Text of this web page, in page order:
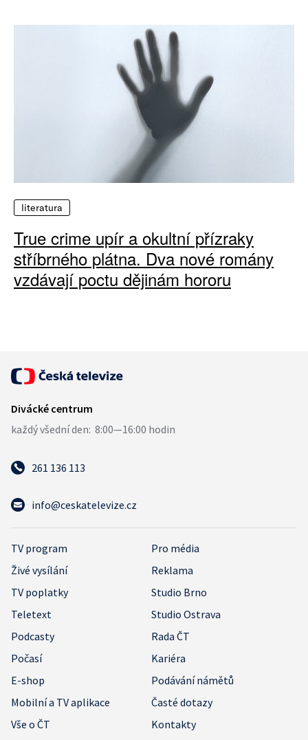
literatura
True crime upír a okultní přízraky
stříbrného plátna. Dva nové romány
vzdávají poctu dějinám hororu
261 136 113
info@ceskatelevize.cz
TV program
Pro média
Živé vysílání
Reklama
TV poplatky
Studio Brno
Teletext
Studio Ostrava
Podcasty
Rada ČT
Počasí
Kariéra
E-shop
Podávání námětů
Mobilní a TV aplikace
Časté dotazy
Vše o ČT
Kontakty